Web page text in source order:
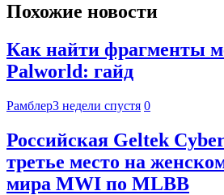
Похожие новости
Как найти фрагменты
Palworld: гайд
Рамблер3 недели спустя 0
Российская Geltek
третье место на
мира MWI по MLBB